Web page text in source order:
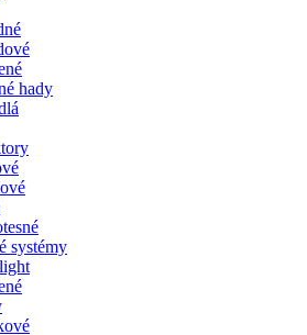
hady
systémy